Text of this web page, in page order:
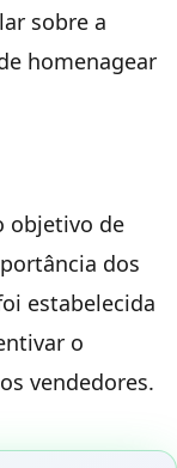
sobre a
homenagear
objetivo de
dos
estabelecida
o
vendedores.